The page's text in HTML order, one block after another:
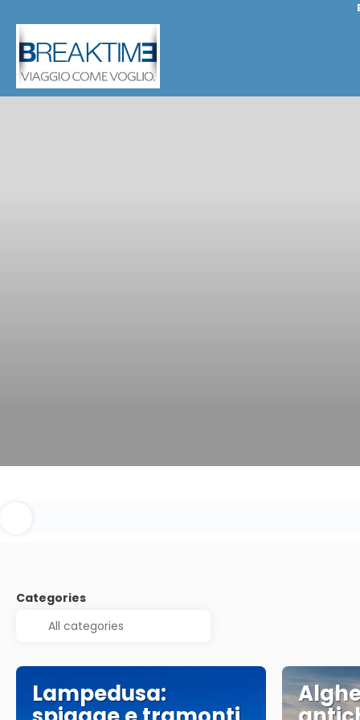
Categories
Lampedusa: